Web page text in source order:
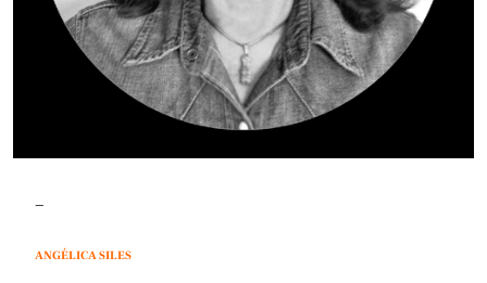
–
ANGÉLICA SILES